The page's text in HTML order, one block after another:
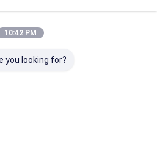
10:42 PM
you looking for?